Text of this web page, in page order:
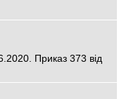
Приказ 373 від